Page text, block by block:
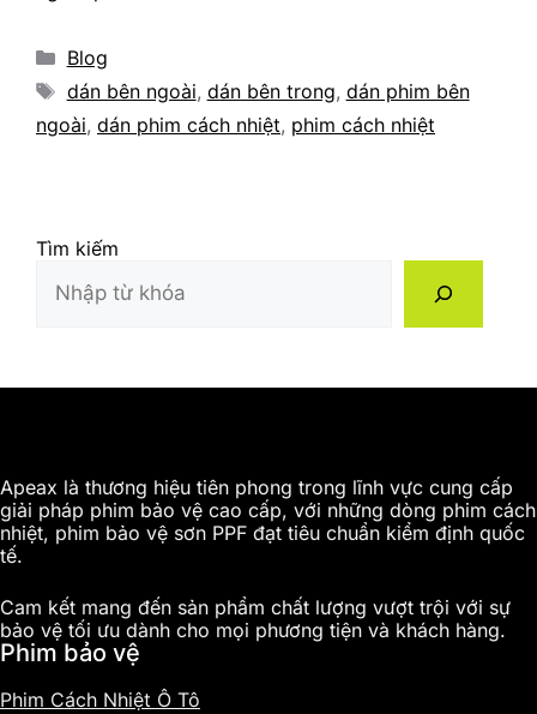
Categories
Blog
Tags
dán bên ngoài, dán bên trong, dán phim bên
ngoài, dán phim cách nhiệt, phim cách nhiệt
Tìm kiếm
Apeax là thương hiệu tiên phong trong lĩnh vực cung cấp
giải pháp phim bảo vệ cao cấp, với những dòng phim cách
nhiệt, phim bảo vệ sơn PPF đạt tiêu chuẩn kiểm định quốc
tế.
Cam kết mang đến sản phẩm chất lượng vượt trội với sự
bảo vệ tối ưu dành cho mọi phương tiện và khách hàng.
Phim bảo vệ
Phim Cách Nhiệt Ô Tô